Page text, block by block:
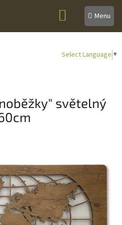
Select Language ▼
NÁKUPNÍ
KOŠÍK
světelný